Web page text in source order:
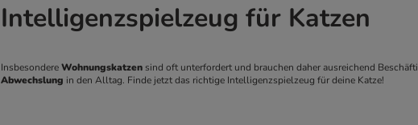
Intelligenzspielzeug für Katzen
Insbesondere Wohnungskatzen sind oft unterfordert und brauchen daher ausreichend
Abwechslung in den Alltag. Finde jetzt das richtige Intelligenzspielzeug für deine Katze!